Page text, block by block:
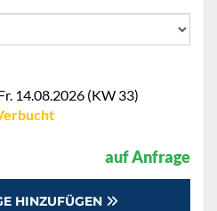
14.08.2026 (KW 33)
auf Anfrage
HINZUFÜGEN